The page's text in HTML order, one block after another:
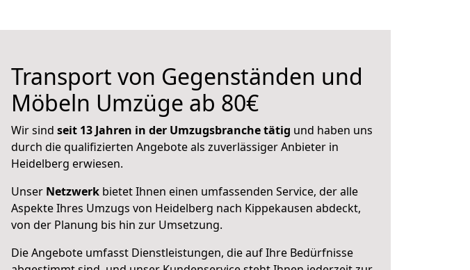
Transport von Gegenständen und
Möbeln Umzüge ab 80€
Wir sind seit 13 Jahren in der Umzugsbranche tätig und haben uns
durch die qualifizierten Angebote als zuverlässiger Anbieter in
Heidelberg erwiesen.
Unser Netzwerk bietet Ihnen einen umfassenden Service, der alle
Aspekte Ihres Umzugs von Heidelberg nach Kippekausen abdeckt,
von der Planung bis hin zur Umsetzung.
Die Angebote umfasst Dienstleistungen, die auf Ihre Bedürfnisse